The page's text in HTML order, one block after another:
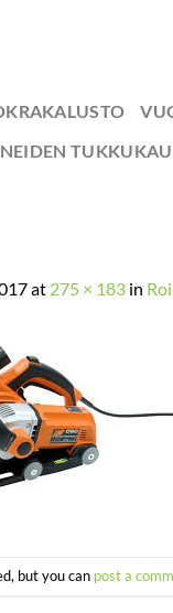
at 275 × 183 in
but you can post a